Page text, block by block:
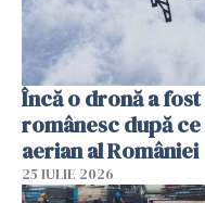
Încă o dronă a
românesc după
aerian al României
25 IULIE 2026